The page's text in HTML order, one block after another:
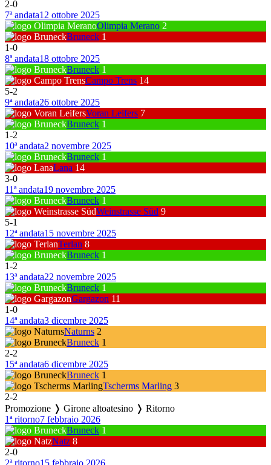
2-0
7ª andata12 ottobre 2025
Olimpia Merano 2
Bruneck 1
1-0
8ª andata18 ottobre 2025
Bruneck 1
Campo Trens 14
5-2
9ª andata26 ottobre 2025
Voran Leifers 7
Bruneck 1
1-2
10ª andata2 novembre 2025
Bruneck 1
Lana 14
3-0
11ª andata19 novembre 2025
Bruneck 1
Weinstrasse Süd 9
5-1
12ª andata15 novembre 2025
Terlan 8
Bruneck 1
1-2
13ª andata22 novembre 2025
Bruneck 1
Gargazon 11
1-0
14ª andata3 dicembre 2025
Naturns 2
Bruneck 1
2-2
15ª andata6 dicembre 2025
Bruneck 1
Tscherms Marling 3
2-2
Promozione ❭ Girone altoatesino ❭ Ritorno
1ª ritorno7 febbraio 2026
Bruneck 1
Natz 8
2-0
2ª ritorno15 febbraio 2026